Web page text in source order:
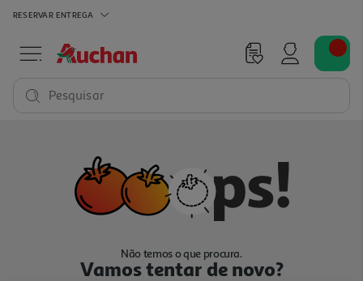
RESERVAR ENTREGA
Pesquisar
Não temos o que procura.
Vamos tentar de novo?